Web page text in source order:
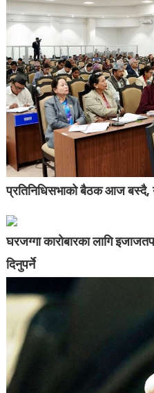
प्रतिनिधिसभाको बैठक आज बस्दै,
घरजग्गा कारोबारका लागि
दिनुपर्ने